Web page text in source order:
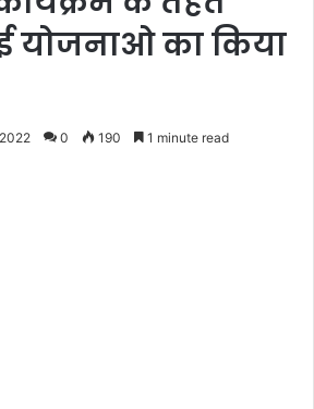
योजनाओ का किया
0 190 1 minute read